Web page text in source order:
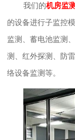
我们的机房监
的设备进行子监控
监测、蓄电池监测
测、红外探测、防
络设备监测等。